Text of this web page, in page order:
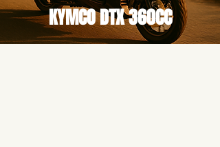
KYMCO DTX 360CC